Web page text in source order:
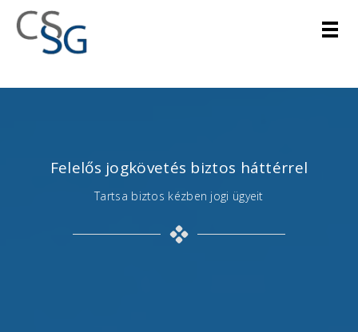
Felelős jogkövetés biztos háttérrel
Tartsa biztos kézben jogi ügyeit